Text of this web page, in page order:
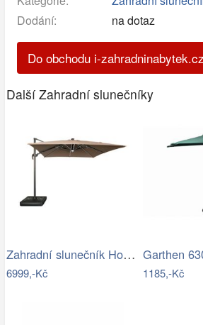
Dodání:
na dotaz
Do obchodu i-zahradninabytek.cz
Další Zahradní slunečníky
Zahradní slunečník Houseland Vexon s…
6999,-Kč 1185,-Kč